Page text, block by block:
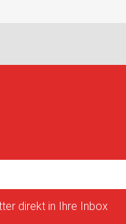
direkt in Ihre Inbox